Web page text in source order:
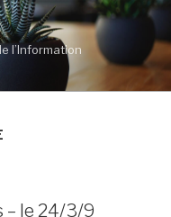
l’Information
– le 24/3/9